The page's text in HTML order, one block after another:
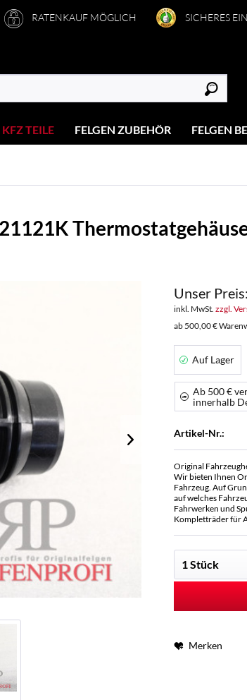
RATENKAUF MÖGLICH SICHERES
KFZ TEILE FELGEN ZUBEHÖR FELGEN
Unser Preis:
inkl. MwSt.zzgl.
ab 500,00 €
Auf Lager
Ab 500 €
innerhalb
Artikel-Nr.:
Original
Wir bieten Ihnen
Fahrzeug. Auf
auf welches
Fahrwerken und
Kompletträder für
Merken